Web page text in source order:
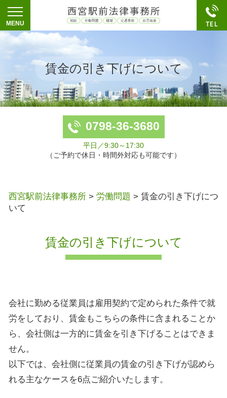
賃金の引き下げについて
0798-36-3680
平日／9:30～17:30
（ご予約で休日・時間外対応も可能です）
西宮駅前法律事務所 > 労働問題 > 賃金の引き下げにつ
いて
賃金の引き下げについて
会社に勤める従業員は雇用契約で定められた条件で就
労をしており、賃金もこちらの条件に含まれることか
ら、会社側は一方的に賃金を引き下げることはできま
せん。
以下では、会社側に従業員の賃金の引き下げが認めら
れる主なケースを6点ご紹介いたします。